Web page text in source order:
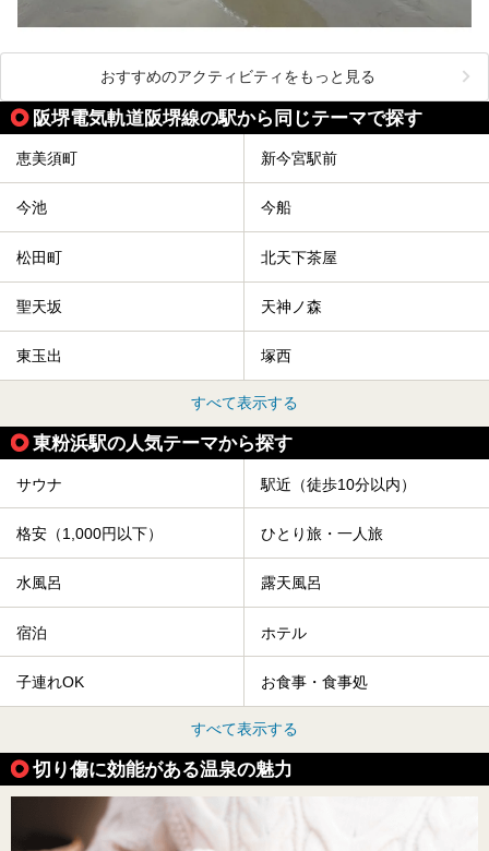
おすすめのアクティビティをもっと見る
阪堺電気軌道阪堺線の駅から同じテーマで探す
恵美須町 新今宮駅前
今池 今船
松田町 北天下茶屋
聖天坂 天神ノ森
東玉出 塚西
すべて表示する
東粉浜駅の人気テーマから探す
サウナ 駅近（徒歩10分以内）
格安（1,000円以下） ひとり旅・一人旅
水風呂 露天風呂
宿泊 ホテル
子連れOK お食事・食事処
すべて表示する
切り傷に効能がある温泉の魅力